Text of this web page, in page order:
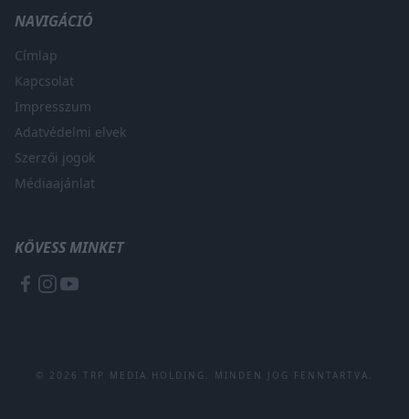
NAVIGÁCIÓ
Címlap
Kapcsolat
Impresszum
Adatvédelmi elvek
Szerzői jogok
Médiaajánlat
KÖVESS MINKET
© 2026 TRP MEDIA HOLDING. MINDEN JOG FENNTARTVA.